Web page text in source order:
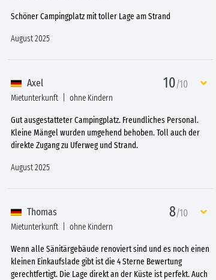
Schöner Campingplatz mit toller Lage am Strand
August 2025
Axel 10/10
Mietunterkunft ohne Kindern
Gut ausgestatteter Campingplatz. Freundliches Personal.
Kleine Mängel wurden umgehend behoben. Toll auch der
direkte Zugang zu Uferweg und Strand.
August 2025
Thomas 8/10
Mietunterkunft ohne Kindern
Wenn alle Sänitärgebäude renoviert sind und es noch einen
kleinen Einkaufslade gibt ist die 4 Sterne Bewertung
gerechtfertigt. Die Lage direkt an der Küste ist perfekt. Auch